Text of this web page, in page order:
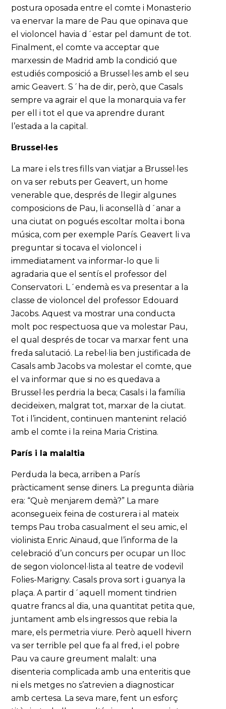
postura oposada entre el comte i Monasterio
va enervar la mare de Pau que opinava que
el violoncel havia d´estar pel damunt de tot.
Finalment, el comte va acceptar que
marxessin de Madrid amb la condició que
estudiés composició a Brussel·les amb el seu
amic Geavert. S´ha de dir, però, que Casals
sempre va agrair el que la monarquia va fer
per ell i tot el que va aprendre durant
l’estada a la capital.
Brussel·les
La mare i els tres fills van viatjar a Brussel·les
on va ser rebuts per Geavert, un home
venerable que, després de llegir algunes
composicions de Pau, li aconsellà d´anar a
una ciutat on pogués escoltar molta i bona
música, com per exemple París. Geavert li va
preguntar si tocava el violoncel i
immediatament va informar-lo que li
agradaria que el sentís el professor del
Conservatori. L´endemà es va presentar a la
classe de violoncel del professor Edouard
Jacobs. Aquest va mostrar una conducta
molt poc respectuosa que va molestar Pau,
el qual després de tocar va marxar fent una
freda salutació. La rebel·lia ben justificada de
Casals amb Jacobs va molestar el comte, que
el va informar que si no es quedava a
Brussel·les perdria la beca; Casals i la família
decideixen, malgrat tot, marxar de la ciutat.
Tot i l’incident, continuen mantenint relació
amb el comte i la reina Maria Cristina.
París i la malaltia
Perduda la beca, arriben a París
pràcticament sense diners. La pregunta diària
era: “Què menjarem demà?” La mare
aconsegueix feina de costurera i al mateix
temps Pau troba casualment el seu amic, el
violinista Enric Ainaud, que l’informa de la
celebració d’un concurs per ocupar un lloc
de segon violoncel·lista al teatre de vodevil
Folies-Marigny. Casals prova sort i guanya la
plaça. A partir d´aquell moment tindrien
quatre francs al dia, una quantitat petita que,
juntament amb els ingressos que rebia la
mare, els permetria viure. Però aquell hivern
va ser terrible pel que fa al fred, i el pobre
Pau va caure greument malalt: una
disenteria complicada amb una enteritis que
ni els metges no s’atrevien a diagnosticar
amb certesa. La seva mare, fent un esforç